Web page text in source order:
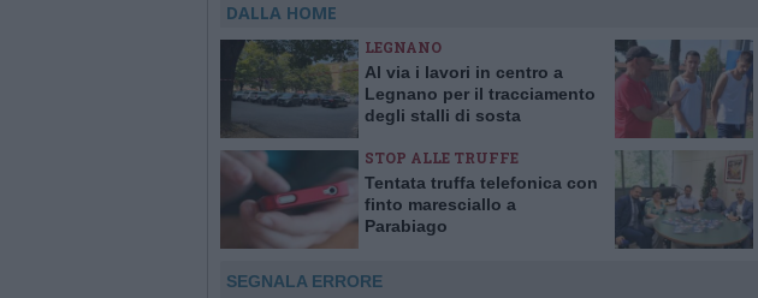
DALLA HOME
LEGNANO
Al via i lavori in centro a
Legnano per il tracciamento
degli stalli di sosta
STOP ALLE TRUFFE
Tentata truffa telefonica con
finto maresciallo a
Parabiago
SEGNALA ERRORE